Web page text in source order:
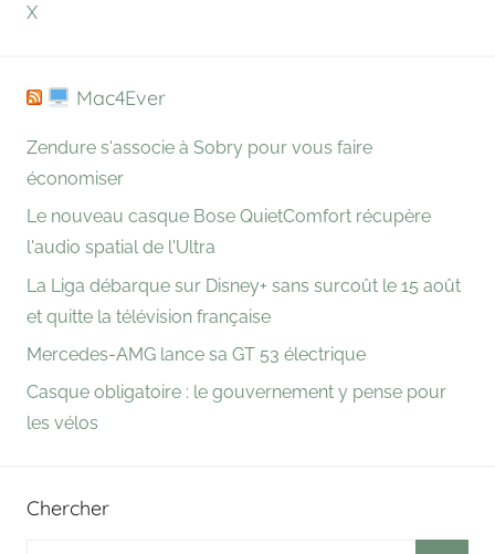
X
Mac4Ever
Zendure s'associe à Sobry pour vous faire
économiser
Le nouveau casque Bose QuietComfort récupère
l'audio spatial de l'Ultra
La Liga débarque sur Disney+ sans surcoût le 15 août
et quitte la télévision française
Mercedes-AMG lance sa GT 53 électrique
Casque obligatoire : le gouvernement y pense pour
les vélos
Chercher